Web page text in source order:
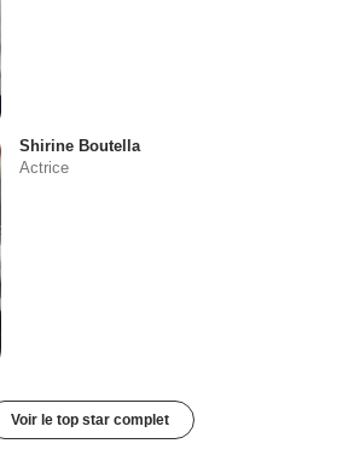
Shirine Boutella
Actrice
Voir le top star complet